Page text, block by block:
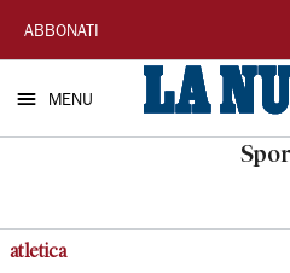
La
Nuova
Sardegna
ABBONATI
MENU
atletica